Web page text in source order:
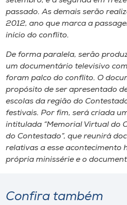
passado. As demais serão
2012, ano que marca a
início do conflito.
De forma paralela, serão
um documentário televisivo
foram palco do conflito. O
propósito de ser apresentado
escolas da região do
festivais. Por fim, será criada
intitulada “Memorial Virtual do
do Contestado”, que reunirá
relativas a esse acontecimento
própria minissérie e o
Confira também